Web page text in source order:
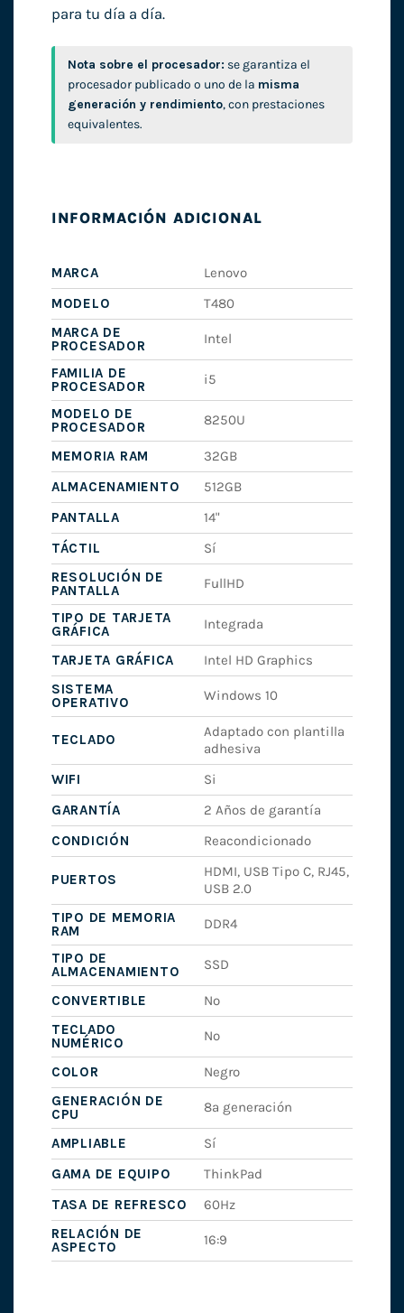
para tu día a día.
Nota sobre el procesador: se garantiza el
procesador publicado o uno de la misma
generación y rendimiento, con prestaciones
equivalentes.
INFORMACIÓN ADICIONAL
MARCA
Lenovo
MODELO
T480
MARCA DE
PROCESADOR
Intel
FAMILIA DE
PROCESADOR
i5
MODELO DE
PROCESADOR
8250U
MEMORIA RAM
32GB
ALMACENAMIENTO
512GB
PANTALLA
14"
TÁCTIL
Sí
RESOLUCIÓN DE
PANTALLA
FullHD
TIPO DE TARJETA
GRÁFICA
Integrada
TARJETA GRÁFICA
Intel HD Graphics
SISTEMA
OPERATIVO
Windows 10
TECLADO
Adaptado con plantilla
adhesiva
WIFI
Si
GARANTÍA
2 Años de garantía
CONDICIÓN
Reacondicionado
PUERTOS
HDMI, USB Tipo C, RJ45,
USB 2.0
TIPO DE MEMORIA
RAM
DDR4
TIPO DE
ALMACENAMIENTO
SSD
CONVERTIBLE
No
TECLADO
NUMÉRICO
No
COLOR
Negro
GENERACIÓN DE
CPU
8ª generación
AMPLIABLE
Sí
GAMA DE EQUIPO
ThinkPad
TASA DE REFRESCO
60Hz
RELACIÓN DE
ASPECTO
16:9